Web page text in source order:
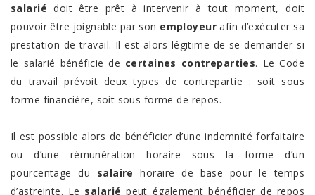
salarié doit être prêt à intervenir à tout moment, doit
pouvoir être joignable par son employeurafin d’exécuter sa
prestation de travail. Il est alors légitime de se demander si
le salarié bénéficie de certaines contreparties. Le Code
du travail prévoit deux types de contrepartie : soit sous
forme financière, soit sous forme de repos.
Il est possible alors de bénéficier d’une indemnité forfaitaire
ou d’une rémunération horaire sous la forme d’un
pourcentage du salaire horaire de base pour le temps
d’astreinte. Le salarié peut également bénéficier de repos